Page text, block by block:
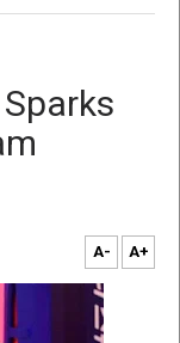
A- A+